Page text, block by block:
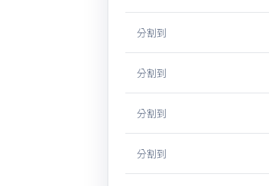
分割到
分割到
分割到
分割到